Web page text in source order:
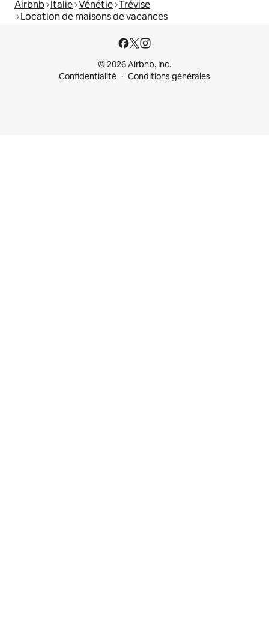
Airbnb Italie Vénétie Trévise
Location de maisons de vacances
© 2026 Airbnb, Inc.
Confidentialité
Conditions générales